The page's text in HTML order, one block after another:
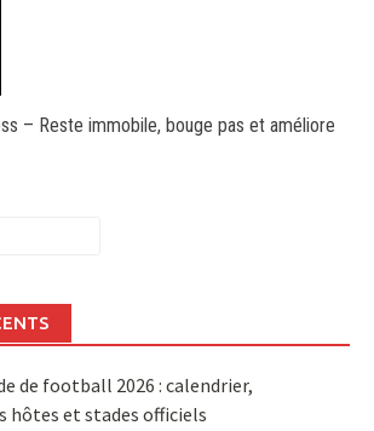
– Reste immobile, bouge pas et améliore
de football 2026 : calendrier,
hôtes et stades officiels